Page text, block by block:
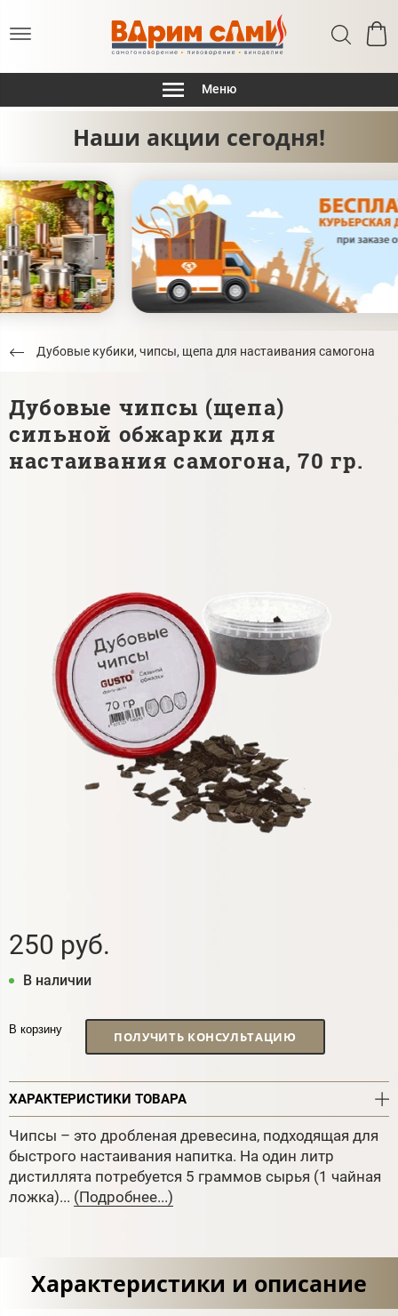
Меню
Наши акции сегодня!
Дубовые кубики, чипсы, щепа для настаивания самогона
Дубовые чипсы (щепа)
сильной обжарки для
настаивания самогона, 70 гр.
250 руб.
В наличии
В корзину ПОЛУЧИТЬ КОНСУЛЬТАЦИЮ
ХАРАКТЕРИСТИКИ ТОВАРА
Чипсы – это дробленая древесина, подходящая для
быстрого настаивания напитка. На один литр
дистиллята потребуется 5 граммов сырья (1 чайная
ложка)... (Подробнее...)
Характеристики и описание